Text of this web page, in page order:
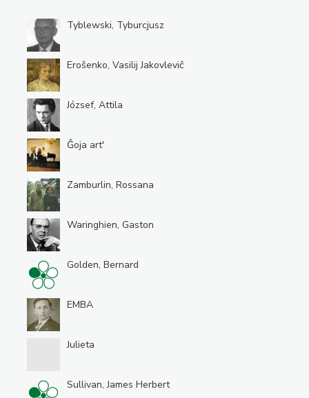
Tyblewski, Tyburcjusz
Eroŝenko, Vasilij Jakovleviĉ
József, Attila
Ĝoja art'
Zamburlin, Rossana
Waringhien, Gaston
Golden, Bernard
EMBA
Julieta
Sullivan, James Herbert